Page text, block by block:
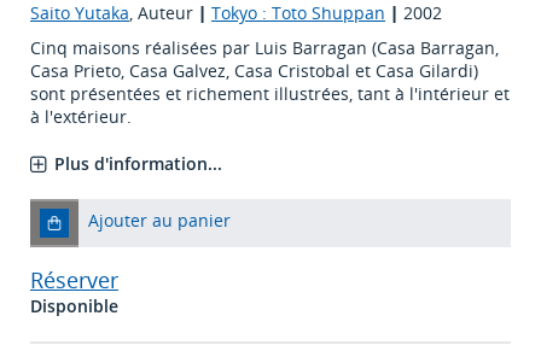
Saito Yutaka, Auteur | Tokyo : Toto Shuppan | 2002
Cinq maisons réalisées par Luis Barragan (Casa Barragan,
Casa Prieto, Casa Galvez, Casa Cristobal et Casa Gilardi)
sont présentées et richement illustrées, tant à l'intérieur et
à l'extérieur.
Plus d'information...
Ajouter au panier
Réserver
Disponible